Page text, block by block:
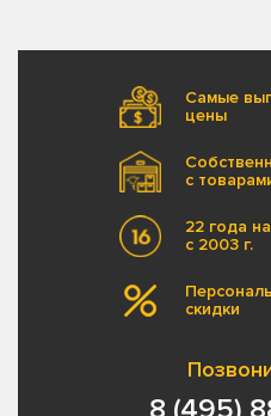
Самые
цены
с
22 года
с 2003 г.
скидки